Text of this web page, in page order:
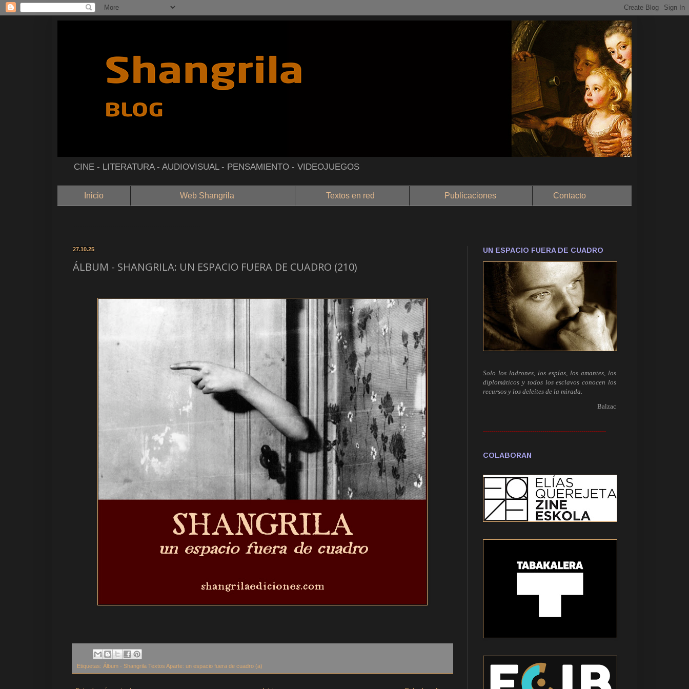
CINE - LITERATURA - AUDIOVISUAL - PENSAMIENTO - VIDEOJUEGOS
Inicio Web Shangrila Textos en red Publicaciones Contacto
27.10.25
ÁLBUM - SHANGRILA: UN ESPACIO FUERA DE CUADRO (210)
Etiquetas: Álbum - Shangrila Textos Aparte: un espacio fuera de cuadro (a)
UN ESPACIO FUERA DE CUADRO
Solo los ladrones, los espías, los amantes, los
diplomáticos y todos los esclavos conocen los
recursos y los deleites de la mirada.
Balzac
------------------------------------------------------------
COLABORAN